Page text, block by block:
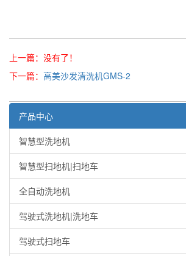
上一篇：没有了！
下一篇： 高美沙发清洗机GMS-2
产品中心
智慧型洗地机
智慧型扫地机|扫地车
全自动洗地机
驾驶式洗地机|洗地车
驾驶式扫地车